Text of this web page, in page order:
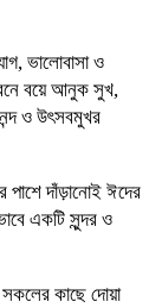
ভালোবাসা ও
বয়ে আনুক সুখ,
ও উৎসবমুখর
পাশে দাঁড়ানোই ঈদের
একটি সুন্দর ও
কাছে দোয়া